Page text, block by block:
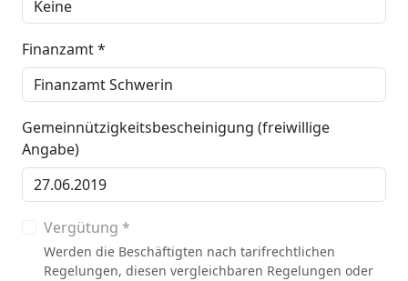
Finanzamt *
Gemeinnützigkeitsbescheinigung (freiwillige
Angabe)
Vergütung *
Werden die Beschäftigten nach tarifrechtlichen
Regelungen, diesen vergleichbaren Regelungen oder